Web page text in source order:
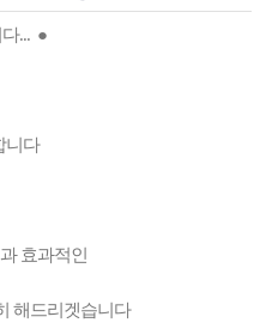
... ●
니다
효과적인
해드리겟습니다